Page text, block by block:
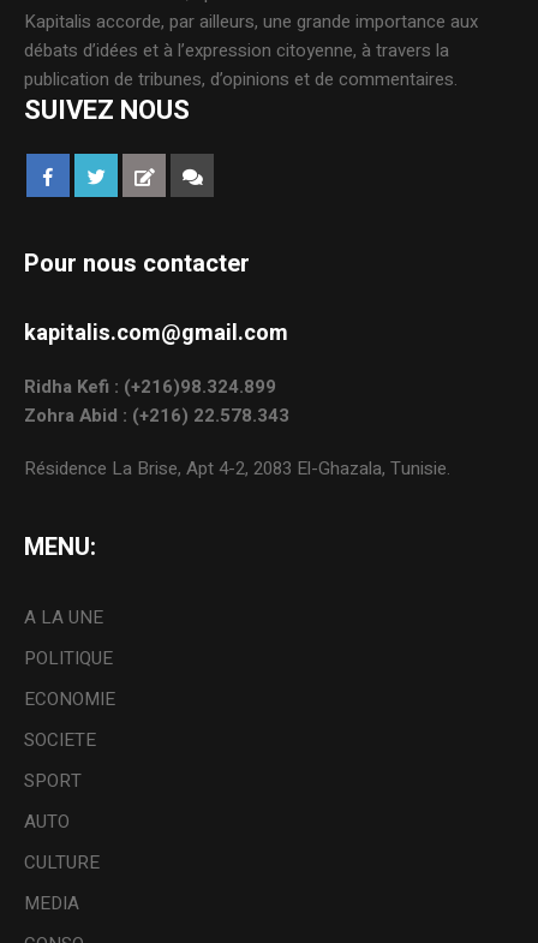
Kapitalis accorde, par ailleurs, une grande importance aux
débats d’idées et à l’expression citoyenne, à travers la
publication de tribunes, d’opinions et de commentaires.
SUIVEZ NOUS
Pour nous contacter
kapitalis.com@gmail.com
Ridha Kefi : (+216)98.324.899
Zohra Abid : (+216) 22.578.343
Résidence La Brise, Apt 4-2, 2083 El-Ghazala, Tunisie.
MENU:
A LA UNE
POLITIQUE
ECONOMIE
SOCIETE
SPORT
AUTO
CULTURE
MEDIA